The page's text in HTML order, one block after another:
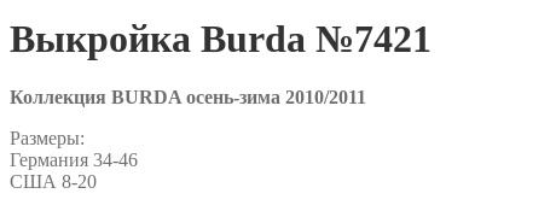
Выкройка Burda №7421
Коллекция BURDA осень-зима 2010/2011
Размеры:
Германия 34-46
США 8-20